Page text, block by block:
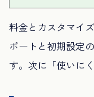
料金とカスタマイ
ポートと初期設定
す。次に「使いに